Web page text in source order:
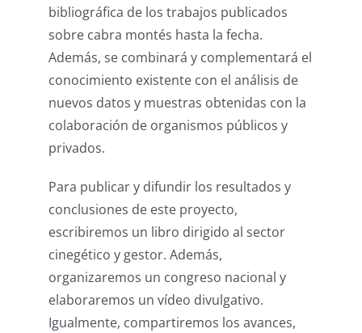
bibliográfica de los trabajos publicados
sobre cabra montés hasta la fecha.
Además, se combinará y complementará el
conocimiento existente con el análisis de
nuevos datos y muestras obtenidas con la
colaboración de organismos públicos y
privados.
Para publicar y difundir los resultados y
conclusiones de este proyecto,
escribiremos un libro dirigido al sector
cinegético y gestor. Además,
organizaremos un congreso nacional y
elaboraremos un vídeo divulgativo.
Igualmente, compartiremos los avances,